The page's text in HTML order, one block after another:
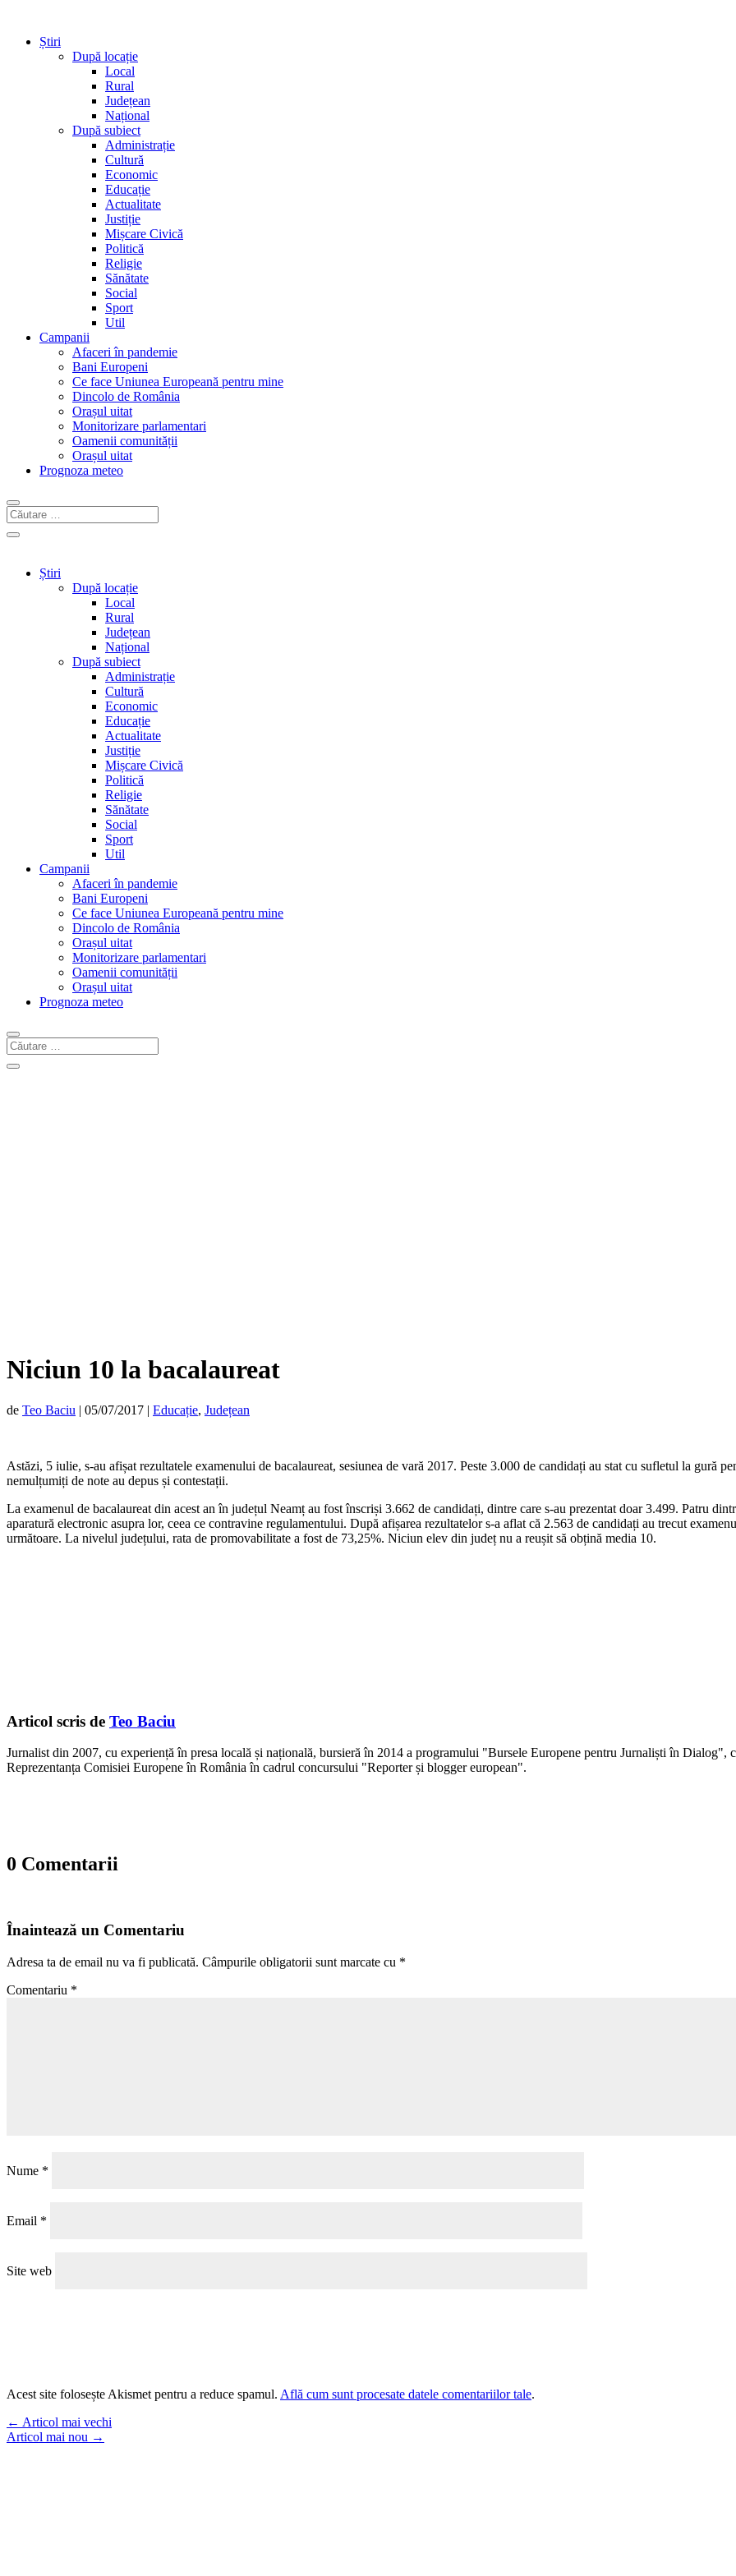
Știri
După locație
Local
Rural
Județean
Național
După subiect
Administrație
Cultură
Economic
Educație
Actualitate
Justiție
Mișcare Civică
Politică
Religie
Sănătate
Social
Sport
Util
Campanii
Afaceri în pandemie
Bani Europeni
Ce face Uniunea Europeană pentru mine
Dincolo de România
Orașul uitat
Monitorizare parlamentari
Oamenii comunității
Orașul uitat
Prognoza meteo
Știri
După locație
Local
Rural
Județean
Național
După subiect
Administrație
Cultură
Economic
Educație
Actualitate
Justiție
Mișcare Civică
Politică
Religie
Sănătate
Social
Sport
Util
Campanii
Afaceri în pandemie
Bani Europeni
Ce face Uniunea Europeană pentru mine
Dincolo de România
Orașul uitat
Monitorizare parlamentari
Oamenii comunității
Orașul uitat
Prognoza meteo
Niciun 10 la bacalaureat
de Teo Baciu | 05/07/2017 | Educație, Județean
Astăzi, 5 iulie, s-au afișat rezultatele examenului de bacalaureat, sesiunea de vară 2017. Peste 3.000 de candidați au stat cu sufletul la gură
nemulțumiți de note au depus și contestații.
La examenul de bacalaureat din acest an în județul Neamț au fost înscriși 3.662 de candidați, dintre care s-au prezentat doar 3.499. Patru
aparatură electronic asupra lor, ceea ce contravine regulamentului. După afișarea rezultatelor s-a aflat că 2.563 de candidați au trecut
următoare. La nivelul județului, rata de promovabilitate a fost de 73,25%. Niciun elev din județ nu a reușit să obțină media 10.
Articol scris de Teo Baciu
Jurnalist din 2007, cu experiență în presa locală și națională, bursieră în 2014 a programului "Bursele Europene pentru Jurnaliști în Dialog",
Reprezentanța Comisiei Europene în România în cadrul concursului "Reporter și blogger european".
0 Comentarii
Înaintează un Comentariu
Adresa ta de email nu va fi publicată. Câmpurile obligatorii sunt marcate cu *
Comentariu *
Nume *
Email *
Site web
Acest site folosește Akismet pentru a reduce spamul. Află cum sunt procesate datele comentariilor tale.
← Articol mai vechi
Articol mai nou →